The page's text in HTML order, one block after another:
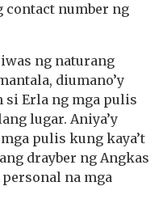
contact number ng
ng naturang
diumano’y
Erla ng mga pulis
lugar. Aniya’y
pulis kung kaya’t
drayber ng Angkas
na mga